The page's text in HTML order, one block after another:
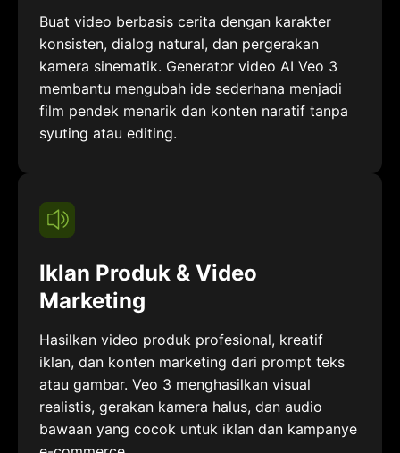
Buat video berbasis cerita dengan karakter
konsisten, dialog natural, dan pergerakan
kamera sinematik. Generator video AI Veo 3
membantu mengubah ide sederhana menjadi
film pendek menarik dan konten naratif tanpa
syuting atau editing.
Iklan Produk & Video
Marketing
Hasilkan video produk profesional, kreatif
iklan, dan konten marketing dari prompt teks
atau gambar. Veo 3 menghasilkan visual
realistis, gerakan kamera halus, dan audio
bawaan yang cocok untuk iklan dan kampanye